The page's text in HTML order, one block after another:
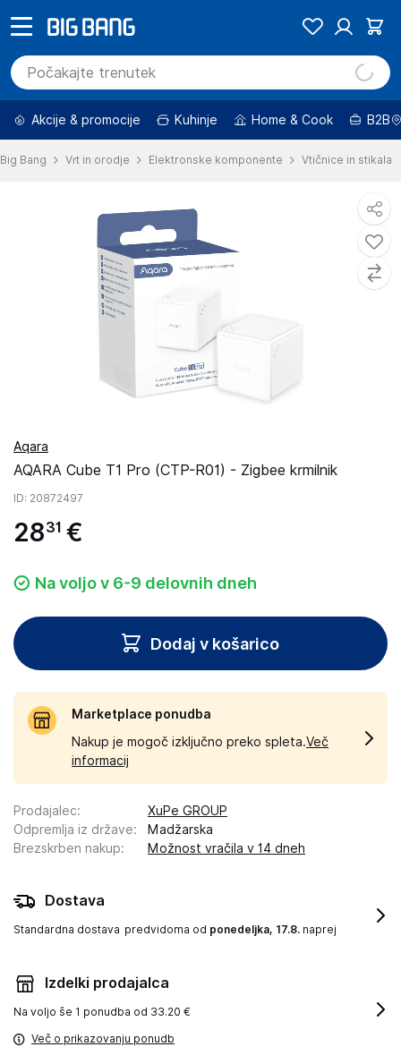
Akcije & promocije Kuhinje Home & Cook B2B
Big Bang Vrt in orodje Elektronske komponente Vtičnice in stikala
Aqara
AQARA Cube T1 Pro (CTP-R01) - Zigbee krmilnik
ID: 20872497
2831 €
Na voljo v 6-9 delovnih dneh
Dodaj v košarico
Marketplace ponudba
Nakup je mogoč izključno preko spleta.Več
informacij
Prodajalec:
XuPe GROUP
Odpremlja iz države:
Madžarska
Brezskrben nakup: Možnost vračila v 14 dneh
Dostava
Standardna dostava predvidoma od ponedeljka, 17.8. naprej
Izdelki prodajalca
Na voljo še 1 ponudba od 33.20 €
Več o prikazovanju ponudb